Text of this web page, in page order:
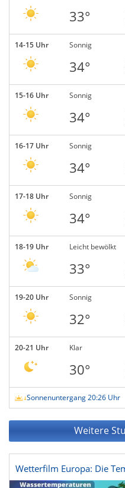
33°
14-15 Uhr Sonnig
34°
15-16 Uhr Sonnig
34°
16-17 Uhr Sonnig
34°
17-18 Uhr Sonnig
34°
18-19 Uhr Leicht bewölkt
33°
19-20 Uhr Sonnig
32°
20-21 Uhr Klar
30°
Sonnenuntergang 20:26 Uhr
Weitere
Wetterfilm Europa: Die